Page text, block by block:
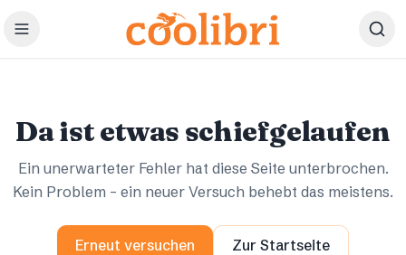
Zum Hauptinhalt springen
Da ist etwas schiefgelaufen
Ein unerwarteter Fehler hat diese Seite unterbrochen.
Kein Problem – ein neuer Versuch behebt das meistens.
Erneut versuchen Zur Startseite